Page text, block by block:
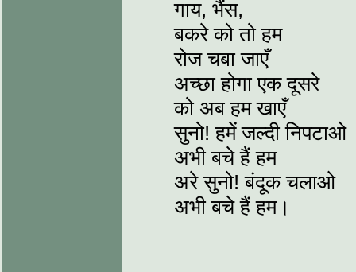
गाय, भैंस,
बकरे को तो हम
रोज चबा जाएँ
अच्छा होगा एक दूसरे
को अब हम खाएँ
सुनो! हमें जल्दी निपटाओ
अभी बचे हैं हम
अरे सुनो! बंदूक चलाओ
अभी बचे हैं हम।